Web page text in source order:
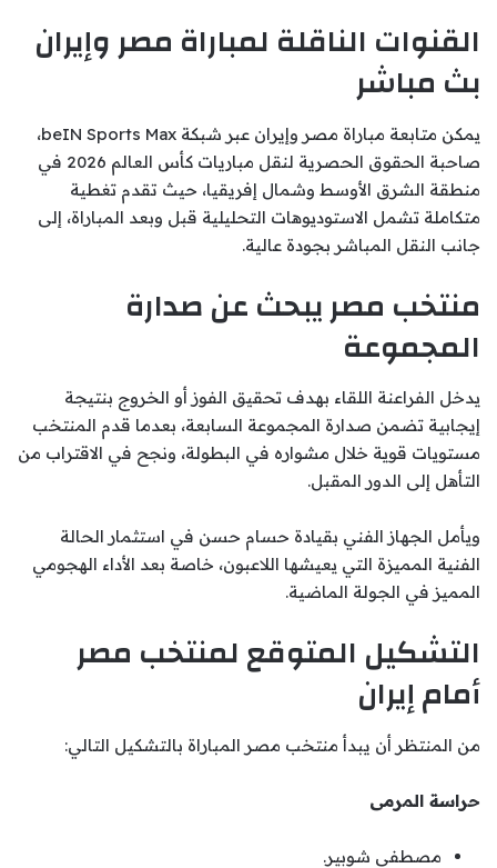
القنوات الناقلة لمباراة مصر وإيران
بث مباشر
يمكن متابعة مباراة مصر وإيران عبر شبكة beIN Sports Max،
صاحبة الحقوق الحصرية لنقل مباريات كأس العالم 2026 في
منطقة الشرق الأوسط وشمال إفريقيا، حيث تقدم تغطية
متكاملة تشمل الاستوديوهات التحليلية قبل وبعد المباراة، إلى
جانب النقل المباشر بجودة عالية.
منتخب مصر يبحث عن صدارة
المجموعة
يدخل الفراعنة اللقاء بهدف تحقيق الفوز أو الخروج بنتيجة
إيجابية تضمن صدارة المجموعة السابعة، بعدما قدم المنتخب
مستويات قوية خلال مشواره في البطولة، ونجح في الاقتراب من
التأهل إلى الدور المقبل.
ويأمل الجهاز الفني بقيادة حسام حسن في استثمار الحالة
الفنية المميزة التي يعيشها اللاعبون، خاصة بعد الأداء الهجومي
المميز في الجولة الماضية.
التشكيل المتوقع لمنتخب مصر
أمام إيران
من المنتظر أن يبدأ منتخب مصر المباراة بالتشكيل التالي:
حراسة المرمى
مصطفى شوبير.